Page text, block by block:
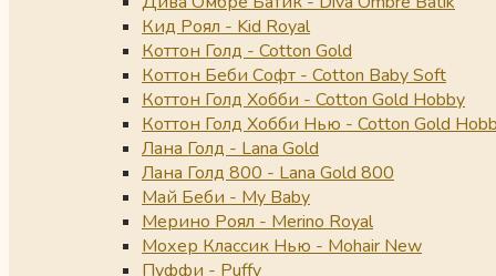
Кид Роял - Kid Royal
Коттон Голд - Cotton Gold
Коттон Беби Софт - Cotton Baby Soft
Коттон Голд Хобби - Cotton Gold Hobby
Коттон Голд Хобби Нью - Cotton Gold
Лана Голд - Lana Gold
Лана Голд 800 - Lana Gold 800
Май Беби - My Baby
Мерино Роял - Merino Royal
Мохер Классик Нью - Mohair New
Пуффи - Puffy